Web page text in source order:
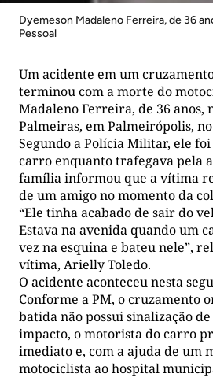
Dyemeson Madaleno Ferreira, de 36
Pessoal
Um acidente em um
terminou com a morte do
Madaleno Ferreira, de 36 anos,
Palmeiras, em Palmeirópolis,
Segundo a Polícia Militar, ele
carro enquanto trafegava pela
família informou que a vítima
de um amigo no momento da
“Ele tinha acabado de sair do
Estava na avenida quando um
vez na esquina e bateu nele”,
vítima, Arielly Toledo.
O acidente aconteceu nesta
Conforme a PM, o cruzamento
batida não possui sinalização
impacto, o motorista do carro
imediato e, com a ajuda de um
motociclista ao hospital